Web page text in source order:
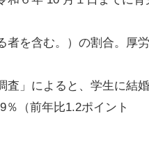
者を含む。）の割合。厚
の
査」によると、学生に結
（前年比1.2ポイント
男